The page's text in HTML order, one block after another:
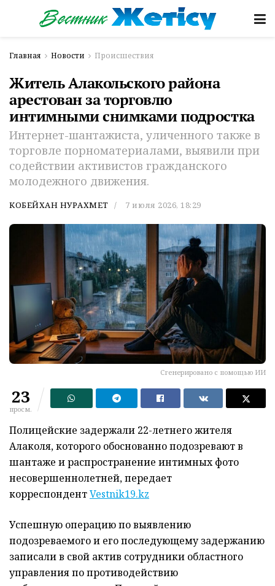
Главная Новости Происшествия
Житель Алакольского района
арестован за торговлю
интимными снимками подростка
Интернет-шантажиста, уличенного также в
торговле порноматериалами, выявили при
содействии активистов гражданского
молодежного движения.
КОБЕЙХАН НУРАХМЕТ 7 июля 2026, 18:29
Сгенерировано с помощью ИИ
23
просм.
Полицейские задержали 22-летнего жителя
Алаколя, которого обоснованно подозревают в
шантаже и распространение интимных фото
несовершеннолетней, передает
корреспондентVestnik19.kz
Успешную операцию по выявлению
подозреваемого и его последующему задержанию
записали в свой актив сотрудники областного
управления по противодействию